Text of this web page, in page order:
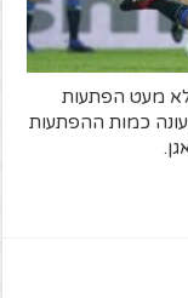
לא מעט הפתעות
כמות ההפתעות